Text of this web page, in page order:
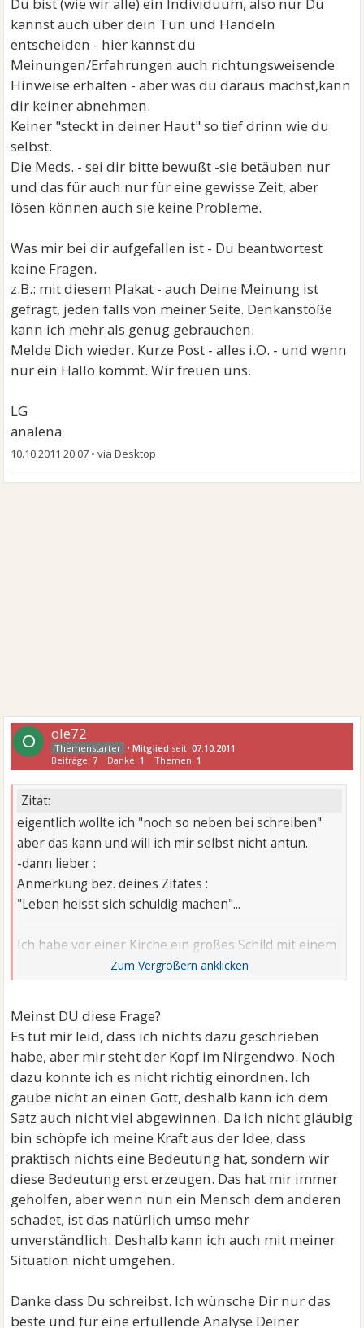
kannst auch über dein Tun und Handeln
entscheiden - hier kannst du
Meinungen/Erfahrungen auch richtungsweisende
Hinweise erhalten - aber was du daraus machst,kann
dir keiner abnehmen.
Keiner "steckt in deiner Haut" so tief drinn wie du
selbst.
Die Meds. - sei dir bitte bewußt -sie betäuben nur
und das für auch nur für eine gewisse Zeit, aber
lösen können auch sie keine Probleme.
Was mir bei dir aufgefallen ist - Du beantwortest
keine Fragen.
z.B.: mit diesem Plakat - auch Deine Meinung ist
gefragt, jeden falls von meiner Seite. Denkanstöße
kann ich mehr als genug gebrauchen.
Melde Dich wieder. Kurze Post - alles i.O. - und wenn
nur ein Hallo kommt. Wir freuen uns.
LG
analena
10.10.2011 20:07 •
O ole72
•Mitglied seit:07.10.2011
Beiträge: 7 Danke: 1 Themen: 1
Zitat:
eigentlich wollte ich "noch so neben bei schreiben"
aber das kann und will ich mir selbst nicht antun.
-dann lieber :
Anmerkung bez. deines Zitates :
"Leben heisst sich schuldig machen"...
Ich habe vor einer Kirche ein großes Schild mit einem
Baby in einer Männerhand gesehen - darunter stand
(mit großen Buchstaben)
Mein Kind hat nur 26 Stunden überlebt.
Was soll ich mit diesem Spruch anfangen?
Kannst Du mir weiter helfen? Ich habe dieses Bild und
diesen Spruch seit Wochen im Kopf und frage mich
immer noch - wie gehe ich damit um.
Meinst DU diese Frage?
Es tut mir leid, dass ich nichts dazu geschrieben
habe, aber mir steht der Kopf im Nirgendwo. Noch
dazu konnte ich es nicht richtig einordnen. Ich
gaube nicht an einen Gott, deshalb kann ich dem
Satz auch nicht viel abgewinnen. Da ich nicht gläubig
bin schöpfe ich meine Kraft aus der Idee, dass
praktisch nichts eine Bedeutung hat, sondern wir
diese Bedeutung erst erzeugen. Das hat mir immer
geholfen, aber wenn nun ein Mensch dem anderen
schadet, ist das natürlich umso mehr
unverständlich. Deshalb kann ich auch mit meiner
Situation nicht umgehen.
Danke dass Du schreibst. Ich wünsche Dir nur das
beste und für eine erfüllende Analyse Deiner